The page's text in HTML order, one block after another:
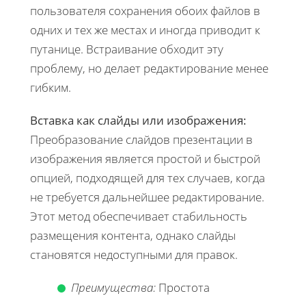
пользователя сохранения обоих файлов в
одних и тех же местах и иногда приводит к
путанице. Встраивание обходит эту
проблему, но делает редактирование менее
гибким.
Вставка как слайды или изображения:
Преобразование слайдов презентации в
изображения является простой и быстрой
опцией, подходящей для тех случаев, когда
не требуется дальнейшее редактирование.
Этот метод обеспечивает стабильность
размещения контента, однако слайды
становятся недоступными для правок.
Преимущества: Простота